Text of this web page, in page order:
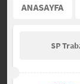
ANASAYFA
SP